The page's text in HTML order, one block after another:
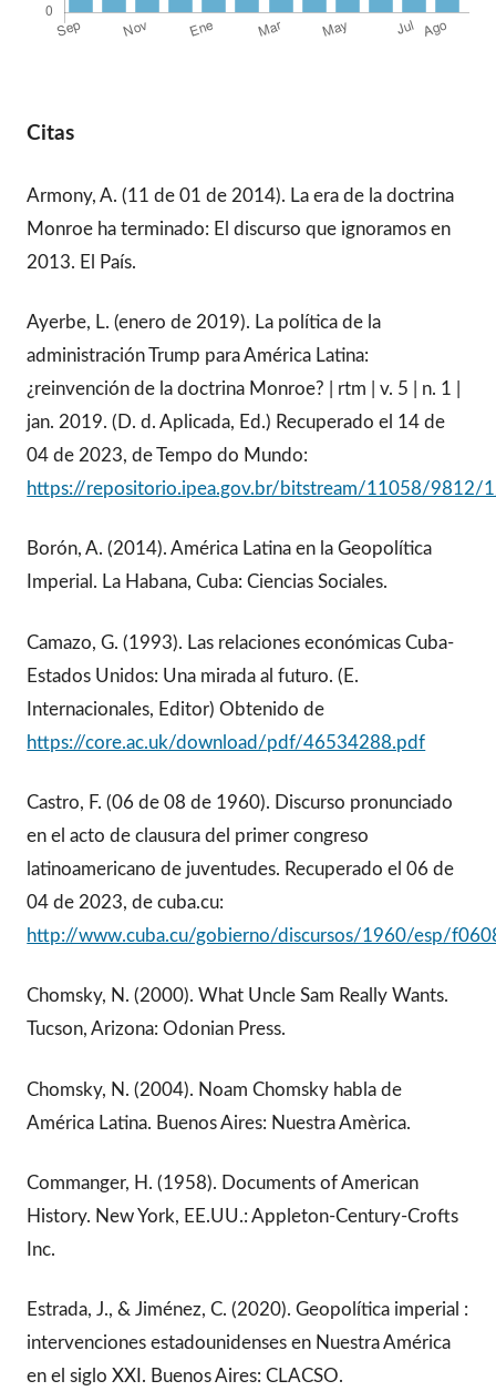
Citas
Armony, A. (11 de 01 de 2014). La era de la doctrina
Monroe ha terminado: El discurso que ignoramos en
2013. El País.
Ayerbe, L. (enero de 2019). La política de la
administración Trump para América Latina:
¿reinvención de la doctrina Monroe? | rtm | v. 5 | n. 1 |
jan. 2019. (D. d. Aplicada, Ed.) Recuperado el 14 de
04 de 2023, de Tempo do Mundo:
https://repositorio.ipea.gov.br/bitstream/11058/9812/
Borón, A. (2014). América Latina en la Geopolítica
Imperial. La Habana, Cuba: Ciencias Sociales.
Camazo, G. (1993). Las relaciones económicas Cuba-
Estados Unidos: Una mirada al futuro. (E.
Internacionales, Editor) Obtenido de
https://core.ac.uk/download/pdf/46534288.pdf
Castro, F. (06 de 08 de 1960). Discurso pronunciado
en el acto de clausura del primer congreso
latinoamericano de juventudes. Recuperado el 06 de
04 de 2023, de cuba.cu:
http://www.cuba.cu/gobierno/discursos/1960/esp/
Chomsky, N. (2000). What Uncle Sam Really Wants.
Tucson, Arizona: Odonian Press.
Chomsky, N. (2004). Noam Chomsky habla de
América Latina. Buenos Aires: Nuestra Amèrica.
Commanger, H. (1958). Documents of American
History. New York, EE.UU.: Appleton-Century-Crofts
Inc.
Estrada, J., & Jiménez, C. (2020). Geopolítica imperial :
intervenciones estadounidenses en Nuestra América
en el siglo XXI. Buenos Aires: CLACSO.